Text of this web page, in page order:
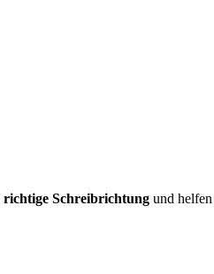
richtige Schreibrichtung und